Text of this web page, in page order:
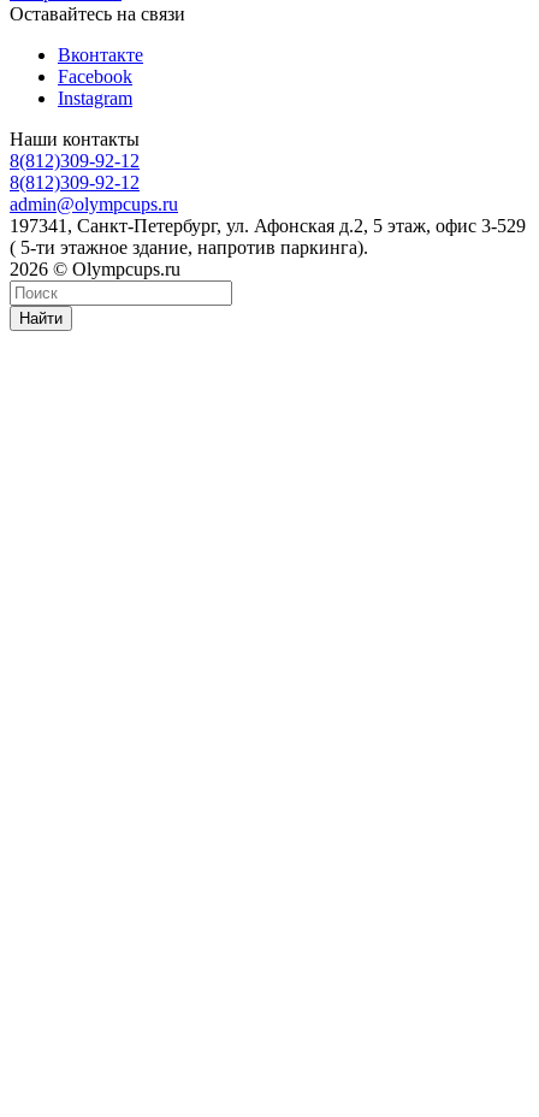
Оставайтесь на связи
Вконтакте
Facebook
Instagram
Наши контакты
8(812)309-92-12
8(812)309-92-12
admin@olympcups.ru
197341, Санкт-Петербург, ул. Афонская д.2, 5 этаж, офис 3-529
( 5-ти этажное здание, напротив паркинга).
2026 © Olympcups.ru
Найти